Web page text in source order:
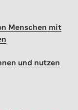
Menschen mit
und nutzen